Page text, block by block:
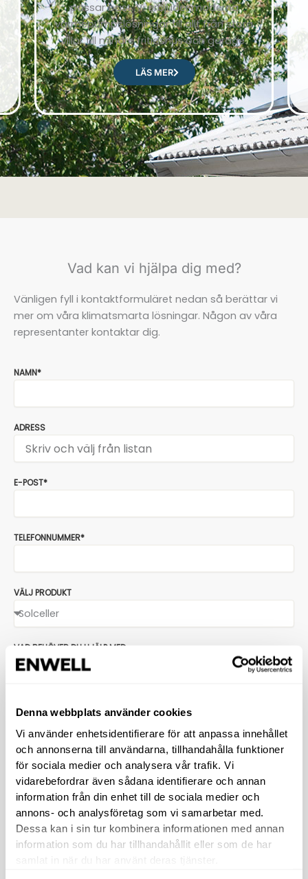
Denna webbplats använder cookies
Vi använder enhetsidentifierare för att anpassa innehållet
och annonserna till användarna, tillhandahålla funktioner
för sociala medier och analysera vår trafik. Vi
vidarebefordrar även sådana identifierare och annan
information från din enhet till de sociala medier och
annons- och analysföretag som vi samarbetar med.
Dessa kan i sin tur kombinera informationen med annan
information som du har tillhandahållit eller som de har
samlat in när du har använt deras tjänster.
passar bäst. Vi erbjuder moderna
värmepumpslösningar till allt från stora
villor till mindre fritidshus och garage.
LÄS MER
Vad kan vi hjälpa dig med?
Vänligen fyll i kontaktformuläret nedan så berättar vi
mer om våra klimatsmarta lösningar. Någon av våra
representanter kontaktar dig.
NAMN*
ADRESS
E-POST*
TELEFONNUMMER*
VÄLJ PRODUKT
VAD BEHÖVER DU HJÄLP MED
Nyinstallation
Service/reparation
MEDDELANDE
Genom att skicka in detta formuläret godkänner jag att ni
hanterar mina personuppgifter.